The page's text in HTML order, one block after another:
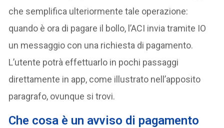
che semplifica ulteriormente tale operazione:
quando è ora di pagare il bollo, l’ACI invia tramite IO
un messaggio con una richiesta di pagamento.
L’utente potrà effettuarlo in pochi passaggi
direttamente in app, come illustrato nell’apposito
paragrafo, ovunque si trovi.
Che cosa è un avviso di pagamento